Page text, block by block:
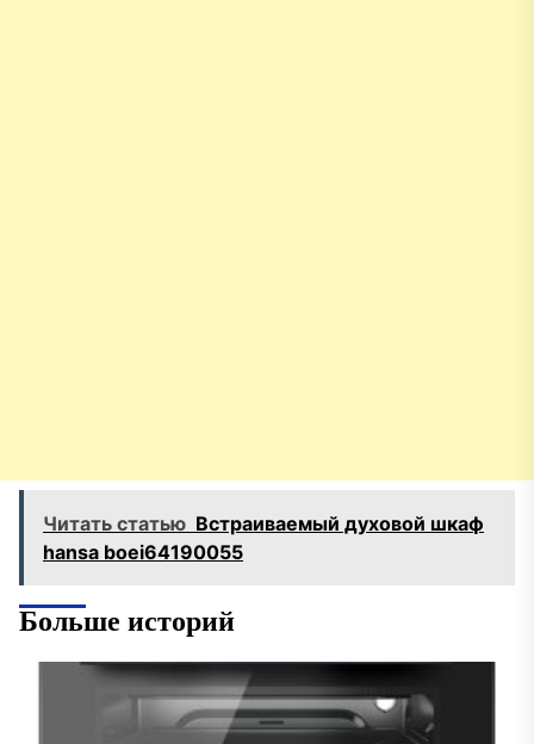
Читать статью Встраиваемый духовой шкаф
hansa boei64190055
Больше историй